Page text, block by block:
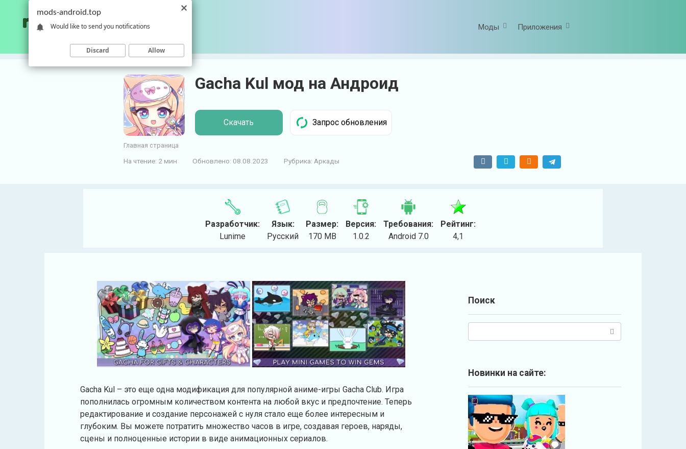
й
Моды Приложения
Gacha Kul мод на Андроид
Скачать
Главная страница
На чтение: 2 мин Обновлено: 08.08.2023 Рубрика: Аркады
Разработчик:
Lunime
Язык:
Русский
Размер:
170 MB
Версия:
1.0.2
Требования:
Android 7.0
Рейтинг:
4,1
Gacha Kul – это еще одна модификация для популярной аниме-игры Gacha Club. Игра
пополнилась огромным количеством контента на любой вкус и предпочтение. Теперь
редактирование и создание персонажей с нуля стало еще более интересным и
глубоким. Вы можете потратить множество часов в игре, создавая героев, наряды,
сцены и полноценные истории в виде анимационных сериалов.
Поиск
о
к
:
Новинки на сайте:
mods-android.top
Would like to send you notifications
Discard Allow